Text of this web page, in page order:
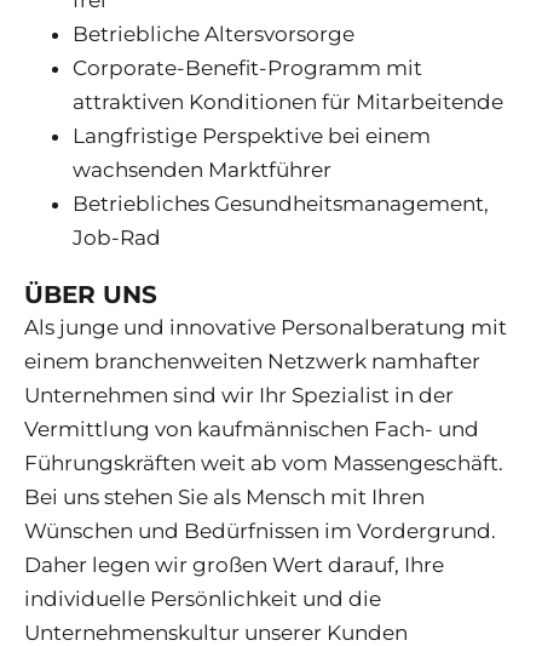
Betriebliche Altersvorsorge
Corporate-Benefit-Programm mit
attraktiven Konditionen für Mitarbeitende
Langfristige Perspektive bei einem
wachsenden Marktführer
Betriebliches Gesundheitsmanagement,
Job-Rad
ÜBER UNS
Als junge und innovative Personalberatung mit
einem branchenweiten Netzwerk namhafter
Unternehmen sind wir Ihr Spezialist in der
Vermittlung von kaufmännischen Fach- und
Führungskräften weit ab vom Massengeschäft.
Bei uns stehen Sie als Mensch mit Ihren
Wünschen und Bedürfnissen im Vordergrund.
Daher legen wir großen Wert darauf, Ihre
individuelle Persönlichkeit und die
Unternehmenskultur unserer Kunden